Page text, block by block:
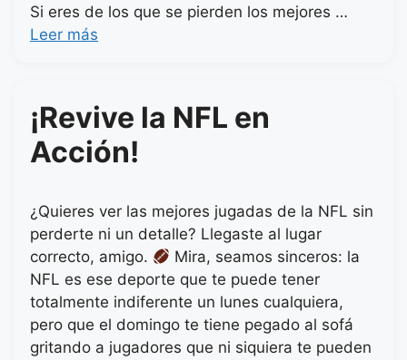
Si eres de los que se pierden los mejores …
Leer más
¡Revive la NFL en
Acción!
¿Quieres ver las mejores jugadas de la NFL sin
perderte ni un detalle? Llegaste al lugar
correcto, amigo.
Mira, seamos sinceros: la
NFL es ese deporte que te puede tener
totalmente indiferente un lunes cualquiera,
pero que el domingo te tiene pegado al sofá
gritando a jugadores que ni siquiera te pueden